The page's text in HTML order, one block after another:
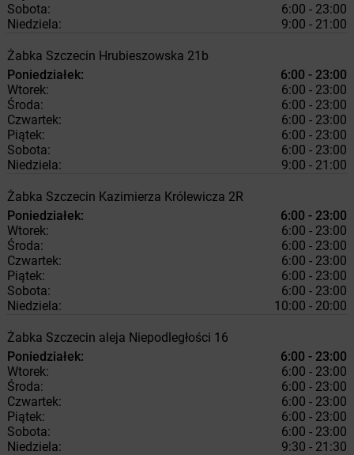
Sobota:
6:00 - 23:00
Niedziela:
9:00 - 21:00
Żabka Szczecin Hrubieszowska 21b
Poniedziałek:
6:00 - 23:00
Wtorek:
6:00 - 23:00
Środa:
6:00 - 23:00
Czwartek:
6:00 - 23:00
Piątek:
6:00 - 23:00
Sobota:
6:00 - 23:00
Niedziela:
9:00 - 21:00
Żabka Szczecin Kazimierza Królewicza 2R
Poniedziałek:
6:00 - 23:00
Wtorek:
6:00 - 23:00
Środa:
6:00 - 23:00
Czwartek:
6:00 - 23:00
Piątek:
6:00 - 23:00
Sobota:
6:00 - 23:00
Niedziela:
10:00 - 20:00
Żabka Szczecin aleja Niepodległości 16
Poniedziałek:
6:00 - 23:00
Wtorek:
6:00 - 23:00
Środa:
6:00 - 23:00
Czwartek:
6:00 - 23:00
Piątek:
6:00 - 23:00
Sobota:
6:00 - 23:00
Niedziela:
9:30 - 21:30